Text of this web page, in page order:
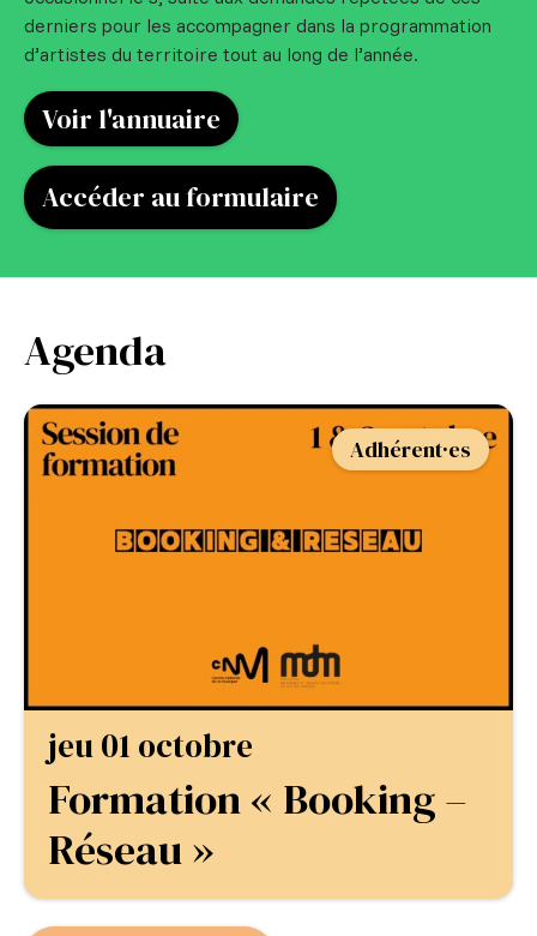
derniers pour les accompagner dans la programmation
d’artistes du territoire tout au long de l’année.
Voir l'annuaire
Accéder au formulaire
Agenda
Adhérent·es
jeu 01 octobre
Formation « Booking –
Réseau »